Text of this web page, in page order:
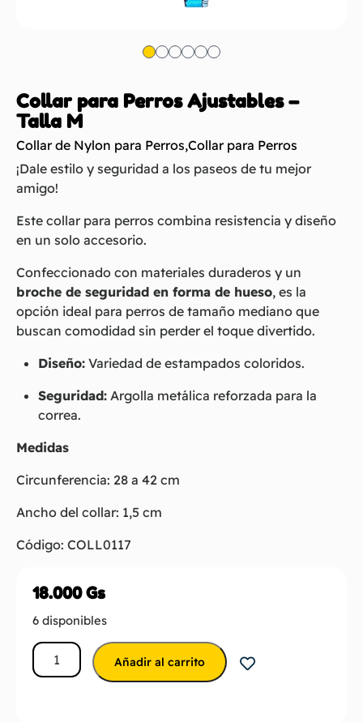
Collar para Perros Ajustables –
Talla M
Collar de Nylon para Perros,Collar para Perros
¡Dale estilo y seguridad a los paseos de tu mejor
amigo!
Este collar para perros combina resistencia y diseño
en un solo accesorio.
Confeccionado con materiales duraderos y un
broche de seguridad en forma de hueso, es la
opción ideal para perros de tamaño mediano que
buscan comodidad sin perder el toque divertido.
Diseño: Variedad de estampados coloridos.
Seguridad: Argolla metálica reforzada para la
correa.
Medidas
Circunferencia: 28 a 42 cm
Ancho del collar: 1,5 cm
Código: COLL0117
18.000Gs
6 disponibles
Añadir al carrito